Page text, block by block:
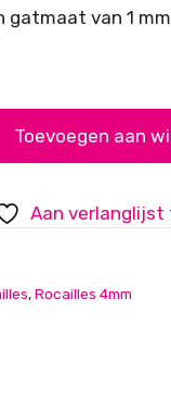
gatmaat van 1
Toevoegen aan
Aan verlanglijst
,Rocailles 4mm